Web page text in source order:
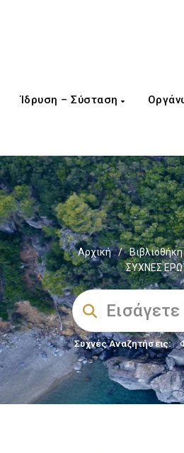
Ίδρυση – Σύσταση
Αρχική /
ΣΥΧΝΕΣ
Συχνές Αναζητήσεις: